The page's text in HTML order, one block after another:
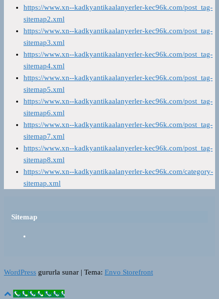
https://www.xn--kadkyantikaalanyerler-kec96k.com/post_tag-
sitemap2.xml
https://www.xn--kadkyantikaalanyerler-kec96k.com/post_tag-
sitemap3.xml
https://www.xn--kadkyantikaalanyerler-kec96k.com/post_tag-
sitemap4.xml
https://www.xn--kadkyantikaalanyerler-kec96k.com/post_tag-
sitemap5.xml
https://www.xn--kadkyantikaalanyerler-kec96k.com/post_tag-
sitemap6.xml
https://www.xn--kadkyantikaalanyerler-kec96k.com/post_tag-
sitemap7.xml
https://www.xn--kadkyantikaalanyerler-kec96k.com/post_tag-
sitemap8.xml
https://www.xn--kadkyantikaalanyerler-kec96k.com/category-
sitemap.xml
Sitemap
WordPress gururla sunar | Tema: Envo Storefront
Call Now Button